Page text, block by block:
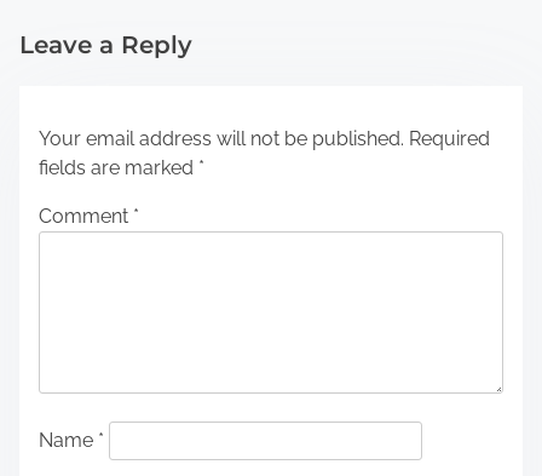
Leave a Reply
Your email address will not be published. Required
fields are marked *
Comment *
Name *